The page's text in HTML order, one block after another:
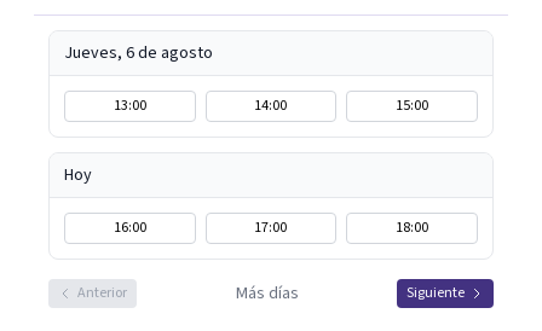
Jueves, 6 de agosto
13:00 14:00 15:00
Hoy
16:00 17:00 18:00
Anterior Más días Siguiente